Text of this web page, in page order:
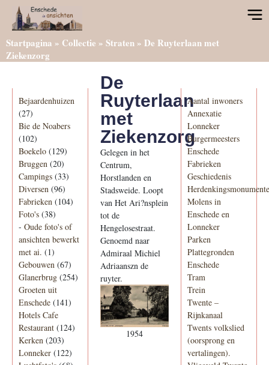
Startpagina » Collectie » Straten» De Ruyterlaan met
Ziekenzorg
Bejaardenhuizen
(27)
Bie de Noabers
(102)
Boekelo (129)
Bruggen (20)
Campings (33)
Diversen (96)
Fabrieken (104)
Foto's (38)
- Oude foto's of
ansichten bewerkt
met ai. (1)
Gebouwen (67)
Glanerbrug (254)
Groeten uit
Enschede (141)
Hotels Cafe
Restaurant (124)
Kerken (203)
Lonneker (122)
De
Ruyterlaan
met
Ziekenzorg
Gelegen in het
Centrum,
Horstlanden en
Stadsweide. Loopt
van Het Ari?nsplein
tot de
Hengelosestraat.
Genoemd naar
Admiraal Michiel
Adriaanszn de
ruyter.
1954
Aantal inwoners
Annexatie
Lonneker
Burgermeesters
Enschede
Fabrieken
Geschiedenis
Molens in
Enschede en
Lonneker
Parken
Plattegronden
Enschede
Tram
Trein
Twente –
Rijnkanaal
Twents volkslied
(oorsprong en
vertalingen).